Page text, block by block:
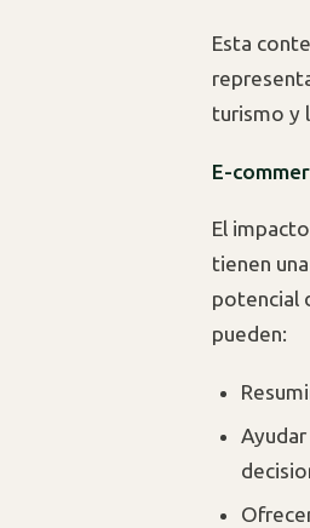
Esta
turismo y
E-
El
tienen
potencial
pueden: